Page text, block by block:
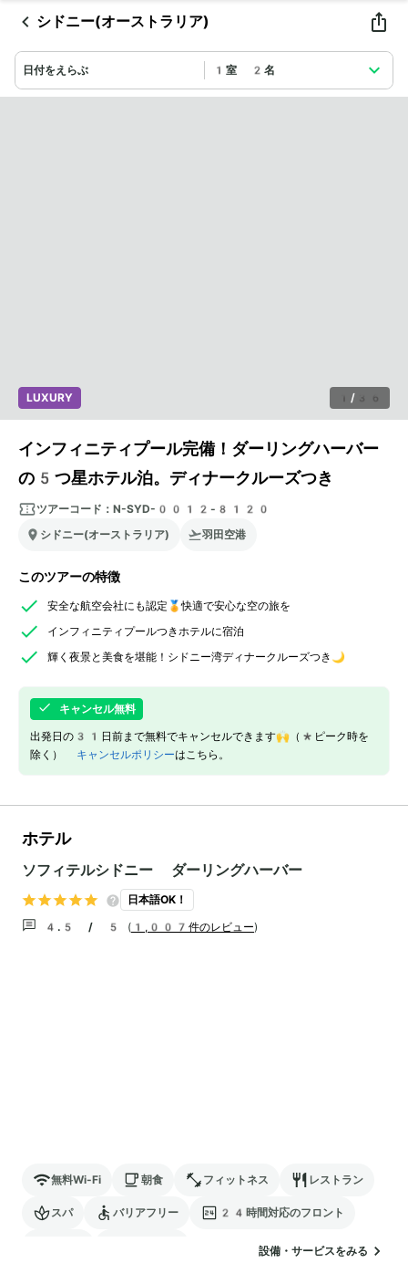
シドニー(オーストラリア)
日付をえらぶ 1室 2名
1 / 36
LUXURY
インフィニティプール完備！ダーリングハーバー
の5つ星ホテル泊。ディナークルーズつき
ツアーコード： N-SYD-0012-8120
シドニー(オーストラリア)
羽田空港
このツアーの特徴
安全な航空会社にも認定🏅快適で安心な空の旅を
インフィニティプールつきホテルに宿泊
輝く夜景と美食を堪能！シドニー湾ディナークルーズつき🌙
キャンセル無料
出発日の31日前まで無料でキャンセルできます🙌（*ピーク時を
除く） キャンセルポリシーはこちら。
ホテル
ソフィテルシドニー ダーリングハーバー
日本語OK！
4.5 / 5 ( 1,007件のレビュー)
無料Wi-Fi 朝食 フィットネス レストラン
スパ バリアフリー 24時間対応のフロント
設備・サービスをみる